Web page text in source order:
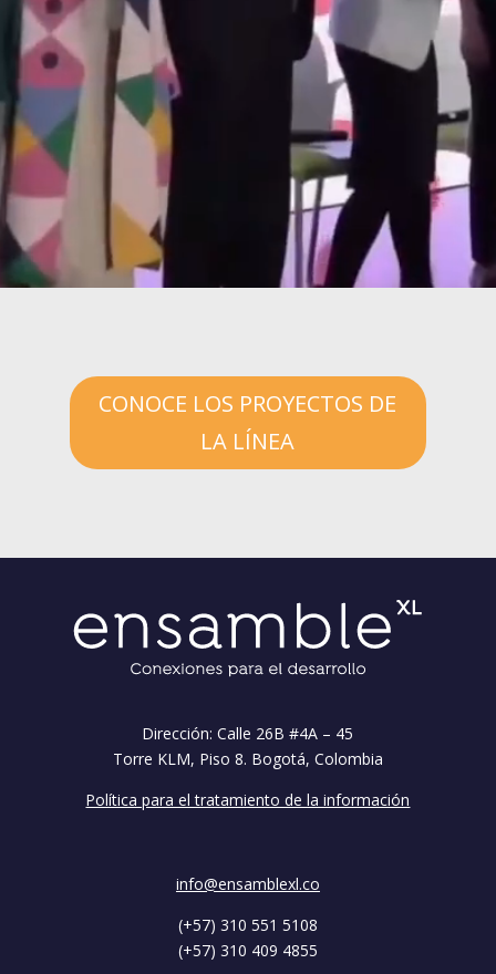
CONOCE LOS PROYECTOS DE
LA LÍNEA
Dirección: Calle 26B #4A – 45
Torre KLM, Piso 8. Bogotá, Colombia
Política para el tratamiento de la información
info@ensamblexl.co
(+57) 310 551 5108
(+57) 310 409 4855